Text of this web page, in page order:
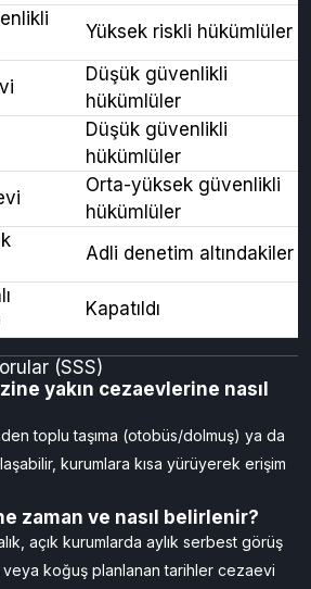
içinde kuruma ulaşır;
Kimler Kalır?
Yüksek riskli hükümlüler
Düşük güvenlikli
hükümlüler
hükümlüler
hükümlüler
Adli denetim altındakiler
(SSS)
yakın cezaevlerine nasıl
toplu taşıma (otobüs/dolmuş) ya da
kurumlara kısa yürüyerek erişim